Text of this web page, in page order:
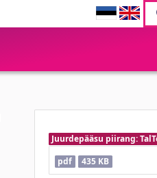
Juurdepääsu piirang:
pdf
435 KB